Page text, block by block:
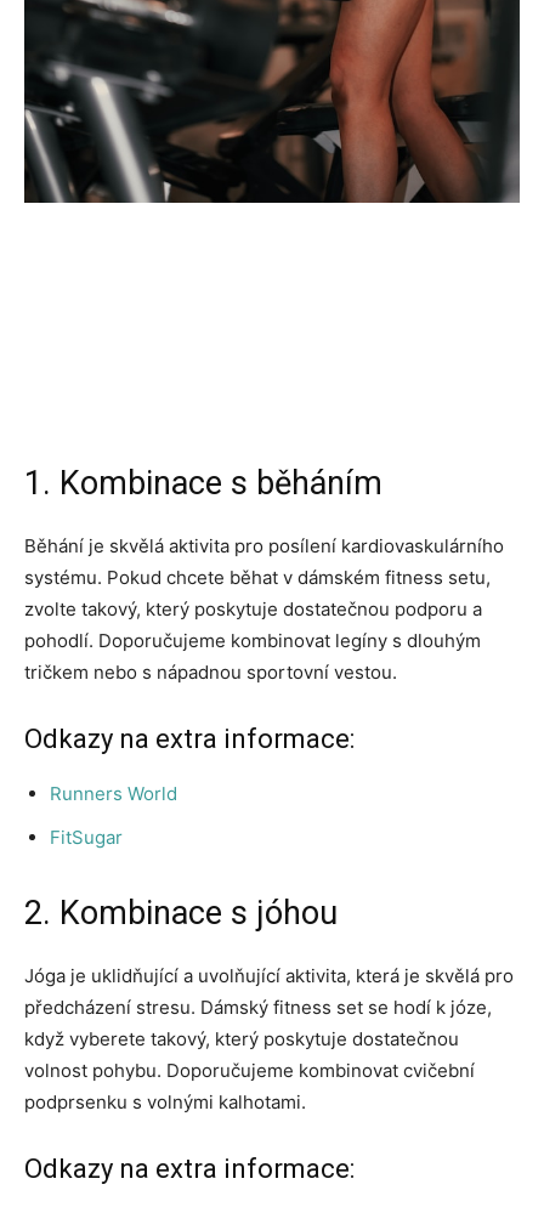
1. Kombinace s běháním
Běhání je skvělá aktivita pro posílení kardiovaskulárního
systému. Pokud chcete běhat v dámském fitness setu,
zvolte takový, který poskytuje dostatečnou podporu a
pohodlí. Doporučujeme kombinovat legíny s dlouhým
tričkem nebo s nápadnou sportovní vestou.
Odkazy na extra informace:
Runners World
FitSugar
2. Kombinace s jóhou
Jóga je uklidňující a uvolňující aktivita, která je skvělá pro
předcházení stresu. Dámský fitness set se hodí k józe,
když vyberete takový, který poskytuje dostatečnou
volnost pohybu. Doporučujeme kombinovat cvičební
podprsenku s volnými kalhotami.
Odkazy na extra informace: